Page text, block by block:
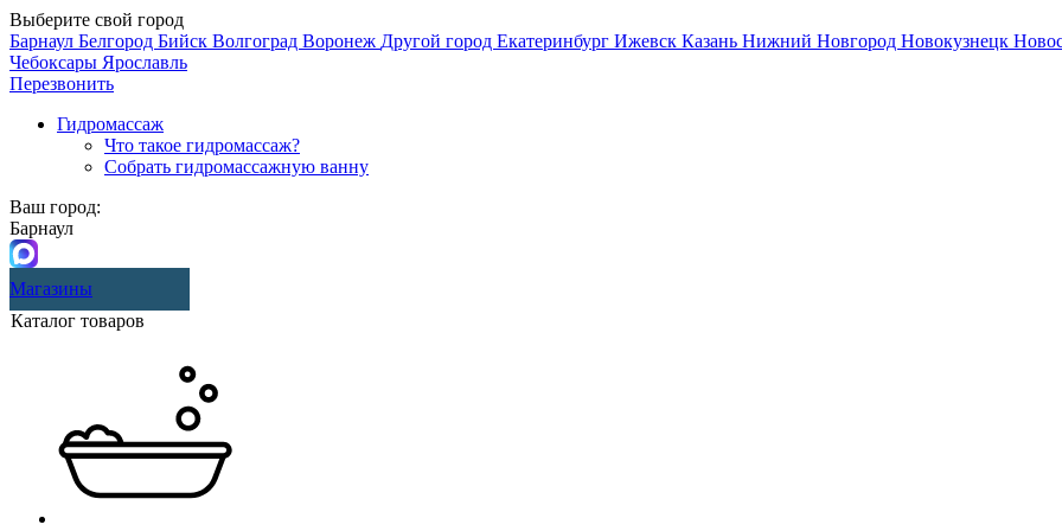
Выберите свой город
Барнаул Белгород Бийск Волгоград Воронеж Другой город Екатеринбург Ижевск Казань Нижний Новгород Новокузнецк
Чебоксары Ярославль
Перезвонить
Гидромассаж
Что такое гидромассаж?
Собрать гидромассажную ванну
Ваш город:
Барнаул
Магазины
Каталог товаров